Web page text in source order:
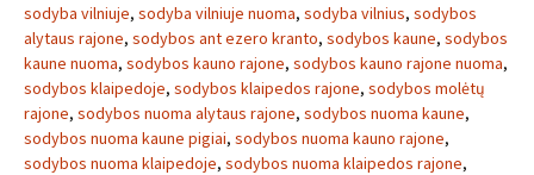
sodyba vilniuje, sodyba vilniuje nuoma, sodyba vilnius, sodybos
alytaus rajone, sodybos ant ezero kranto, sodybos kaune, sodybos
kaune nuoma, sodybos kauno rajone, sodybos kauno rajone nuoma,
sodybos klaipedoje, sodybos klaipedos rajone, sodybos molėtų
rajone, sodybos nuoma alytaus rajone, sodybos nuoma kaune,
sodybos nuoma kaune pigiai, sodybos nuoma kauno rajone,
sodybos nuoma klaipedoje, sodybos nuoma klaipedos rajone,